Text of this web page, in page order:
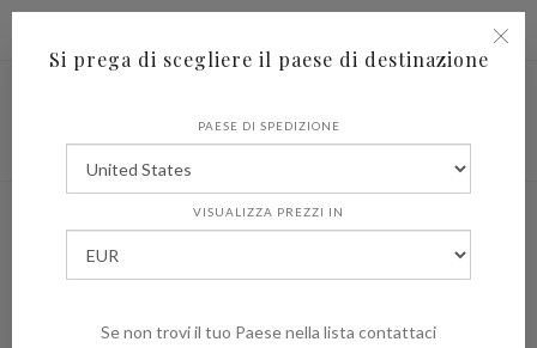
Si prega di scegliere il paese di destinazione
PAESE DI SPEDIZIONE
VISUALIZZA PREZZI IN
Se non trovi il tuo Paese nella lista contattaci